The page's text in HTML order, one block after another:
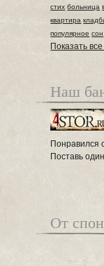
стих больница
квартира
популярное сон
Показать все
Наш
Понравился
Поставь
От